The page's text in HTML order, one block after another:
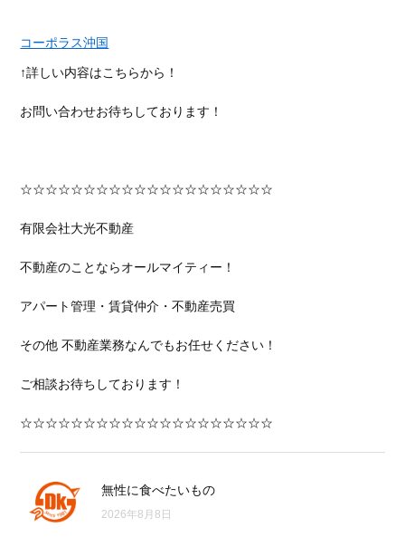
コーポラス沖国
↑詳しい内容はこちらから！
お問い合わせお待ちしております！
☆☆☆☆☆☆☆☆☆☆☆☆☆☆☆☆☆☆☆☆
有限会社大光不動産
不動産のことならオールマイティー！
アパート管理・賃貸仲介・不動産売買
その他 不動産業務なんでもお任せください！
ご相談お待ちしております！
☆☆☆☆☆☆☆☆☆☆☆☆☆☆☆☆☆☆☆☆
無性に食べたいもの
2026年8月8日